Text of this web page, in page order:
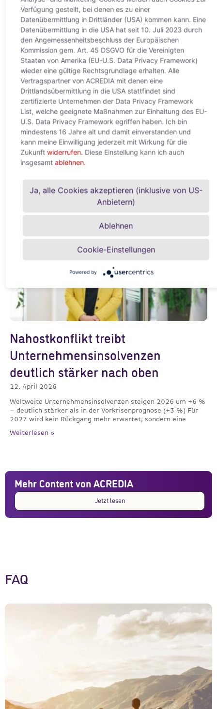
KI verändert den Welthandel
grundlegend – Europa droht neue
digitale Abhängigkeit
22. Mai 2026
AI-Boom verschiebt Macht, Infrastruktur und Wertschöpfung
Wien, 22. Mai 2026 – Künstliche Intelligenz entwickelt sich
Weiterlesen »
Nahostkonflikt treibt
Unternehmensinsolvenzen
deutlich stärker nach oben
22. April 2026
Weltweite Unternehmensinsolvenzen steigen 2026 um +6 %
– deutlich stärker als in der Vorkrisenprognose (+3 %) Für
2027 wird kein Rückgang mehr erwartet, sondern eine
Weiterlesen »
Mehr Content von ACREDIA
Jetzt lesen
FAQ
Verfügung gestellt, bei denen es zu einer
Datenübermittlung in Drittländer (USA) kommen kann. Eine
Datenübermittlung in die USA hat seit 10. Juli 2023 durch
den Angemessenheitsbeschluss der Europäischen
Kommission gem. Art. 45 DSGVO für die Vereinigten
Staaten von Amerika (EU-U.S. Data Privacy Framework)
wieder eine gültige Rechtsgrundlage erhalten. Alle
Vertragspartner von ACREDIA mit denen eine
Drittlandsübermittlung in die USA stattfindet sind
zertifizierte Unternehmen der Data Privacy Framework
List, welche geeignete Maßnahmen zur Einhaltung des EU-
U.S. Data Privacy Framework egriffen haben. Ich bin
mindestens 16 Jahre alt und damit einverstanden und
kann meine Einwilligung jederzeit mit Wirkung für die
Zukunft widerrufen.Diese Einstellung kann ich auch
insgesamt ablehnen.
Ja, alle Cookies akzeptieren (inklusive von US-
Anbietern)
Ablehnen
Cookie-Einstellungen
Powered by